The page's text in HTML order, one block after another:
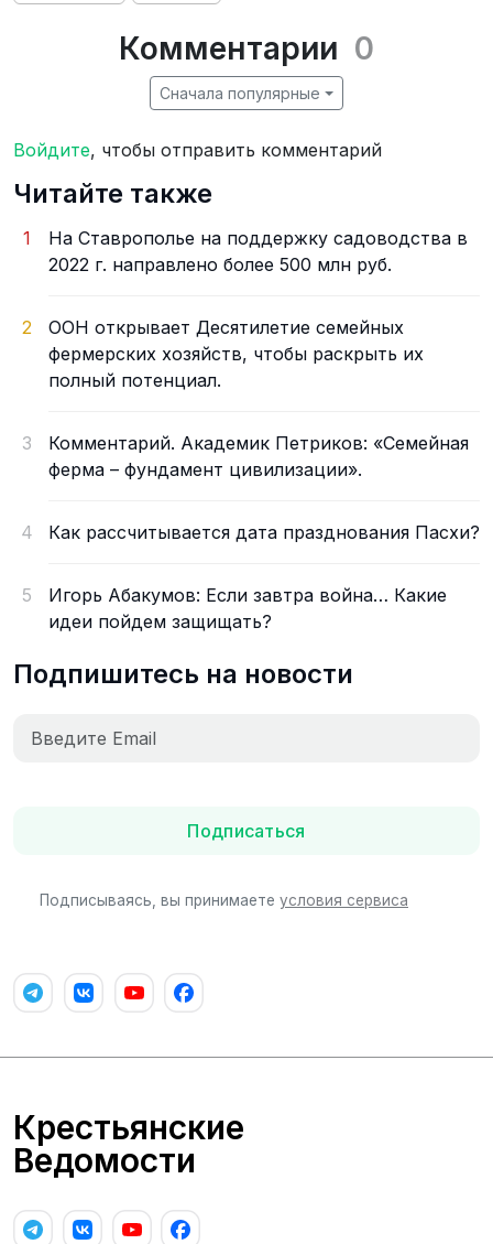
Комментарии 0
Сначала популярные
Войдите, чтобы отправить комментарий
Читайте также
1
На Ставрополье на поддержку садоводства в
2022 г. направлено более 500 млн руб.
2
ООН открывает Десятилетие семейных
фермерских хозяйств, чтобы раскрыть их
полный потенциал.
3
Комментарий. Академик Петриков: «Семейная
ферма – фундамент цивилизации».
4 Как рассчитывается дата празднования Пасхи?
5
Игорь Абакумов: Если завтра война… Какие
идеи пойдем защищать?
Подпишитесь на новости
Подписаться
Подписываясь, вы принимаете условия сервиса
Крестьянские
Ведомости